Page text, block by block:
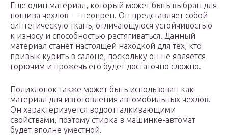
Еще один материал, который может быть выбран для
пошива чехлов — неопрен. Он представляет собой
синтетическую ткань, отличающуюся устойчивостью
к износу и способностью растягиваться. Данный
материал станет настоящей находкой для тех, кто
привык курить в салоне, поскольку он не является
горючим и прожечь его будет достаточно сложно.
Полихлопок также может быть использован как
материал для изготовления автомобильных чехлов.
Он характеризуется водоотталкивающими
свойствами, поэтому стирка в машинке-автомат
будет вполне уместной.